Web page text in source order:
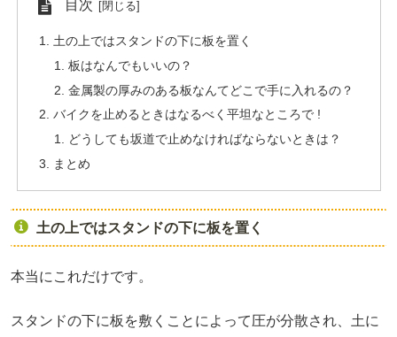
目次
土の上ではスタンドの下に板を置く
板はなんでもいいの？
金属製の厚みのある板なんてどこで手に入れるの？
バイクを止めるときはなるべく平坦なところで !
どうしても坂道で止めなければならないときは？
まとめ
土の上ではスタンドの下に板を置く
本当にこれだけです。
スタンドの下に板を敷くことによって圧が分散され、土に